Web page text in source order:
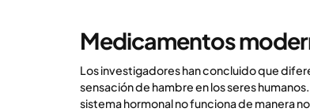
Medicamentos
Los investigadores han concluido que
sensación de hambre en los seres
sistema hormonal no funciona de manera